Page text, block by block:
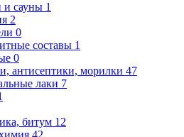
и сауны 1
2
0
составы 1
0
антисептики, морилки 47
лаки 7
битум 12